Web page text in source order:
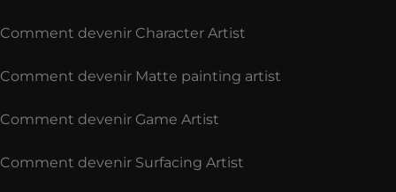
Comment devenir Character Artist
Comment devenir Matte painting artist
Comment devenir Game Artist
Comment devenir Surfacing Artist